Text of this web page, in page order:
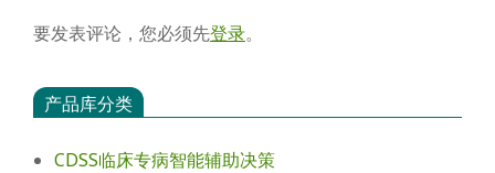
要发表评论，您必须先登录。
产品库分类
CDSS临床专病智能辅助决策